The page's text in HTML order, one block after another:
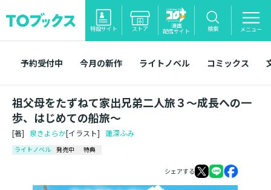
特設サイト ストア 漫画
配信サイト 検索 メニュー
予約受付中 今月の新作 ライトノベル コミックス
祖父母をたずねて家出兄弟二人旅３～成長への一
歩、はじめての船旅～
[著] 泉きよらか[イラスト] 蓮深ふみ
ライトノベル 発売中 特典
シェアする